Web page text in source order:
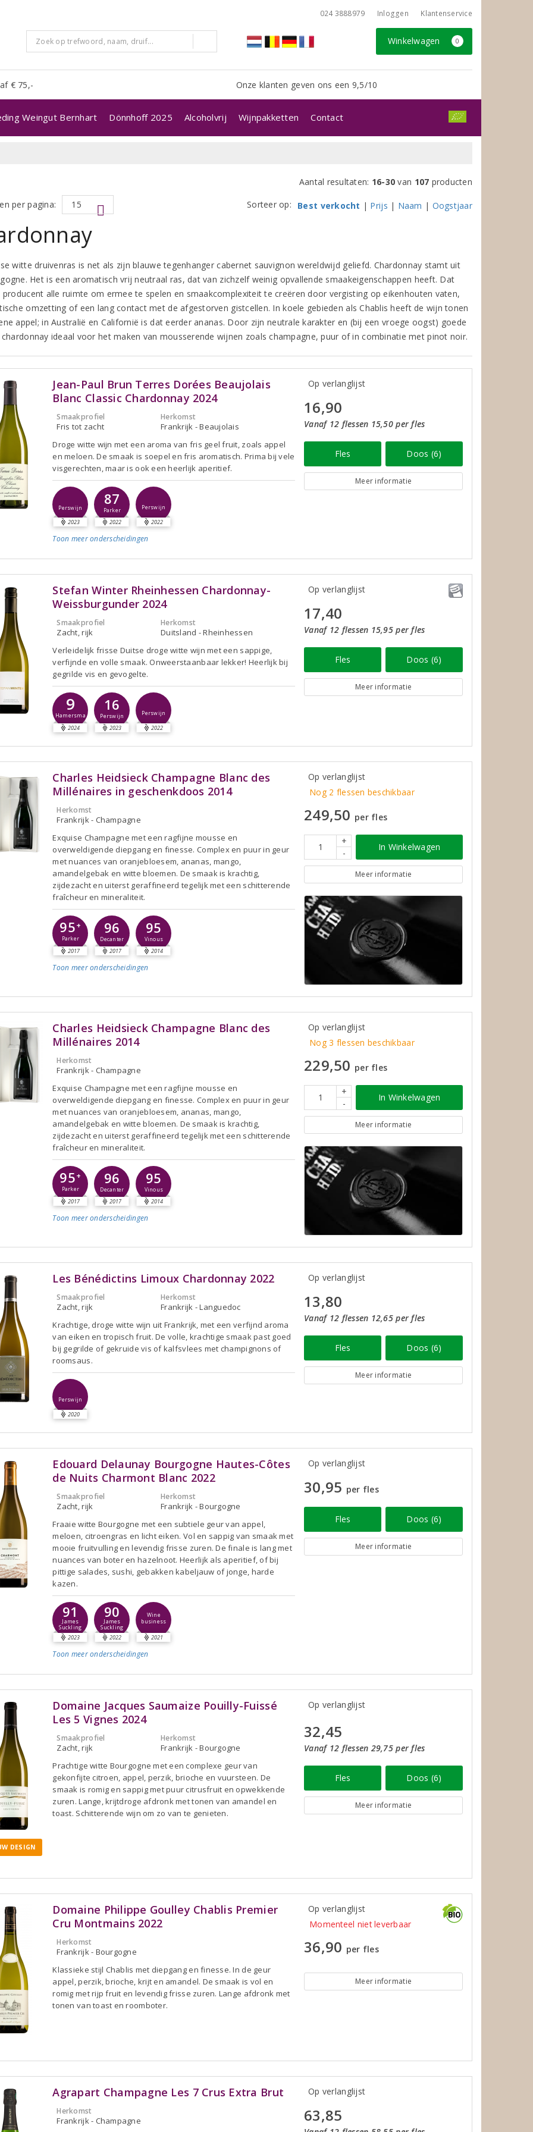
024 3888979 Inloggen Klantenservice
Winkelwagen 0
€ 75,- Onze klanten geven ons een 9,5/10
Weingut Bernhart Dönnhoff 2025 Alcoholvrij Wijnpakketten Contact
Aantal resultaten: 16-30 van 107 producten
per pagina:
Sorteer op: Best verkocht | Prijs | Naam | Oogstjaar
witte druivenras is net als zijn blauwe tegenhanger cabernet sauvignon wereldwijd geliefd. Chardonnay stamt uit
Het is een aromatisch vrij neutraal ras, dat van zichzelf weinig opvallende smaakeigenschappen heeft. Dat
producent alle ruimte om ermee te spelen en smaakcomplexiteit te creëren door vergisting op eikenhouten vaten,
omzetting of een lang contact met de afgestorven gistcellen. In koele gebieden als Chablis heeft de wijn tonen
appel; in Australië en Californië is dat eerder ananas. Door zijn neutrale karakter en (bij een vroege oogst) goede
ideaal voor het maken van mousserende wijnen zoals champagne, puur of in combinatie met pinot noir.
Jean-Paul Brun Terres Dorées Beaujolais
Blanc Classic Chardonnay 2024
Smaakprofiel
Fris tot zacht
Herkomst
Frankrijk - Beaujolais
Droge witte wijn met een aroma van fris geel fruit, zoals appel
en meloen. De smaak is soepel en fris aromatisch. Prima bij vele
visgerechten, maar is ook een heerlijk aperitief.
Perswijn
2023
87
Parker
2022
Perswijn
2022
Toon meeronderscheidingen
Op verlanglijst
16,90
Vanaf 12 flessen 15,50 per fles
Fles Doos (6)
Meer informatie
Stefan Winter Rheinhessen Chardonnay-
Weissburgunder 2024
Smaakprofiel
Zacht, rijk
Herkomst
Duitsland - Rheinhessen
Verleidelijk frisse Duitse droge witte wijn met een sappige,
verfijnde en volle smaak. Onweerstaanbaar lekker! Heerlijk bij
gegrilde vis en gevogelte.
9
Hamersma
2024
16
Perswijn
2023
Perswijn
2022
Op verlanglijst
17,40
Vanaf 12 flessen 15,95 per fles
Fles Doos (6)
Meer informatie
Charles Heidsieck Champagne Blanc des
Millénaires in geschenkdoos 2014
Herkomst
Frankrijk - Champagne
Exquise Champagne met een ragfijne mousse en
overweldigende diepgang en finesse. Complex en puur in geur
met nuances van oranjebloesem, ananas, mango,
amandelgebak en witte bloemen. De smaak is krachtig,
zijdezacht en uiterst geraffineerd tegelijk met een schitterende
fraîcheur en mineraliteit.
95+
Parker
2017
96
Decanter
2017
95
Vinous
2014
Toon meeronderscheidingen
Op verlanglijst
Nog 2 flessen beschikbaar
249,50 per fles
+
-
In Winkelwagen
Meer informatie
Charles Heidsieck Champagne Blanc des
Millénaires 2014
Herkomst
Frankrijk - Champagne
Exquise Champagne met een ragfijne mousse en
overweldigende diepgang en finesse. Complex en puur in geur
met nuances van oranjebloesem, ananas, mango,
amandelgebak en witte bloemen. De smaak is krachtig,
zijdezacht en uiterst geraffineerd tegelijk met een schitterende
fraîcheur en mineraliteit.
95+
Parker
2017
96
Decanter
2017
95
Vinous
2014
Toon meeronderscheidingen
Op verlanglijst
Nog 3 flessen beschikbaar
229,50 per fles
+
-
In Winkelwagen
Meer informatie
Les Bénédictins Limoux Chardonnay 2022
Smaakprofiel
Zacht, rijk
Herkomst
Frankrijk - Languedoc
Krachtige, droge witte wijn uit Frankrijk, met een verfijnd aroma
van eiken en tropisch fruit. De volle, krachtige smaak past goed
bij gegrilde of gekruide vis of kalfsvlees met champignons of
roomsaus.
Perswijn
2020
Op verlanglijst
13,80
Vanaf 12 flessen 12,65 per fles
Fles Doos (6)
Meer informatie
Edouard Delaunay Bourgogne Hautes-Côtes
de Nuits Charmont Blanc 2022
Smaakprofiel
Zacht, rijk
Herkomst
Frankrijk - Bourgogne
Fraaie witte Bourgogne met een subtiele geur van appel,
meloen, citroengras en licht eiken. Vol en sappig van smaak met
mooie fruitvulling en levendig frisse zuren. De finale is lang met
nuances van boter en hazelnoot. Heerlijk als aperitief, of bij
pittige salades, sushi, gebakken kabeljauw of jonge, harde
kazen.
91
James
Suckling
2023
90
James
Suckling
2022
Wine
business
2021
Toon meeronderscheidingen
Op verlanglijst
30,95 per fles
Fles Doos (6)
Meer informatie
DESIGN
Domaine Jacques Saumaize Pouilly-Fuissé
Les 5 Vignes 2024
Smaakprofiel
Zacht, rijk
Herkomst
Frankrijk - Bourgogne
Prachtige witte Bourgogne met een complexe geur van
gekonfijte citroen, appel, perzik, brioche en vuursteen. De
smaak is romig en sappig met puur citrusfruit en opwekkende
zuren. Lange, krijtdroge afdronk met tonen van amandel en
toast. Schitterende wijn om zo van te genieten.
Op verlanglijst
32,45
Vanaf 12 flessen 29,75 per fles
Fles Doos (6)
Meer informatie
Domaine Philippe Goulley Chablis Premier
Cru Montmains 2022
Herkomst
Frankrijk - Bourgogne
Klassieke stijl Chablis met diepgang en finesse. In de geur
appel, perzik, brioche, krijt en amandel. De smaak is vol en
romig met rijp fruit en levendig frisse zuren. Lange afdronk met
tonen van toast en roomboter.
Op verlanglijst
Momenteel niet leverbaar
36,90 per fles
Meer informatie
Agrapart Champagne Les 7 Crus Extra Brut
Herkomst
Frankrijk - Champagne
Op verlanglijst
63,85